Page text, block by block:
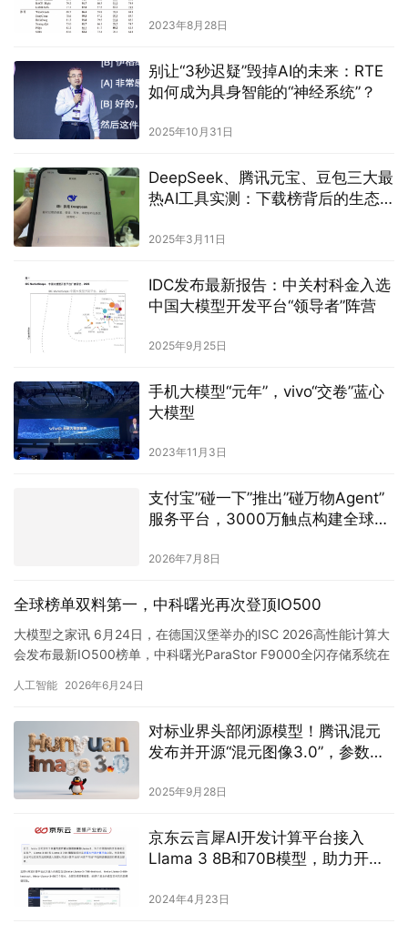
2023年8月28日
别让“3秒迟疑”毁掉AI的未来：RTE
如何成为具身智能的“神经系统”？
2025年10月31日
DeepSeek、腾讯元宝、豆包三大最
热AI工具实测：下载榜背后的生态
2025年3月11日
IDC发布最新报告：中关村科金入选
中国大模型开发平台“领导者”阵营
2025年9月25日
手机大模型“元年”，vivo“交卷”蓝心
大模型
2023年11月3日
支付宝”碰一下”推出”碰万物Agent”
服务平台，3000万触点构建全球AI
2026年7月8日
全球榜单双料第一，中科曙光再次登顶IO500
大模型之家讯 6月24日，在德国汉堡举办的ISC 2026高性能计算大
会发布最新IO500榜单，中科曙光ParaStor F9000全闪存储系统在
人工智能 2026年6月24日
对标业界头部闭源模型！腾讯混元
发布并开源“混元图像3.0”，参数规
2025年9月28日
京东云言犀AI开发计算平台接入
Llama 3 8B和70B模型，助力开发
2024年4月23日